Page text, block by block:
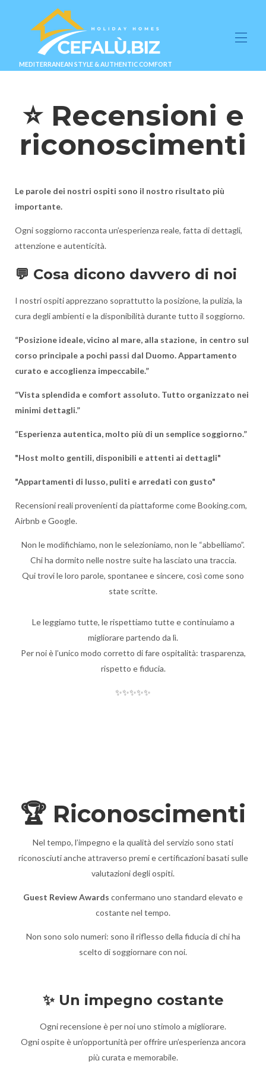
MEDITERRANEAN STYLE & AUTHENTIC COMFORT
▾
test
Nom de page personnalisé (1)
Blog
⭐ Recensioni e
riconoscimenti
Le parole dei nostri ospiti sono il nostro risultato più
importante.
Ogni soggiorno racconta un’esperienza reale, fatta di dettagli,
attenzione e autenticità.
💬 Cosa dicono davvero di noi
I nostri ospiti apprezzano soprattutto la posizione, la pulizia, la
cura degli ambienti e la disponibilità durante tutto il soggiorno.
“Posizione ideale, vicino al mare, alla stazione, in centro sul
corso principale a pochi passi dal Duomo. Appartamento
curato e accoglienza impeccabile.”
“Vista splendida e comfort assoluto. Tutto organizzato nei
minimi dettagli.”
“Esperienza autentica, molto più di un semplice soggiorno.”
"Host molto gentili, disponibili e attenti ai dettagli"
"Appartamenti di lusso, puliti e arredati con gusto"
Recensioni reali provenienti da piattaforme come Booking.com,
Airbnb e Google.
Non le modifichiamo, non le selezioniamo, non le “abbelliamo”.
Chi ha dormito nelle nostre suite ha lasciato una traccia.
Qui trovi le loro parole, spontanee e sincere, così come sono
state scritte.
Le leggiamo tutte, le rispettiamo tutte e continuiamo a
migliorare partendo da lì.
Per noi è l’unico modo corretto di fare ospitalità: trasparenza,
rispetto e fiducia.
✨✨✨✨✨
🏆 Riconoscimenti
Nel tempo, l’impegno e la qualità del servizio sono stati
riconosciuti anche attraverso premi e certificazioni basati sulle
valutazioni degli ospiti.
Guest Review Awards confermano uno standard elevato e
costante nel tempo.
Non sono solo numeri: sono il riflesso della fiducia di chi ha
scelto di soggiornare con noi.
✨ Un impegno costante
Ogni recensione è per noi uno stimolo a migliorare.
Ogni ospite è un’opportunità per offrire un’esperienza ancora
più curata e memorabile.